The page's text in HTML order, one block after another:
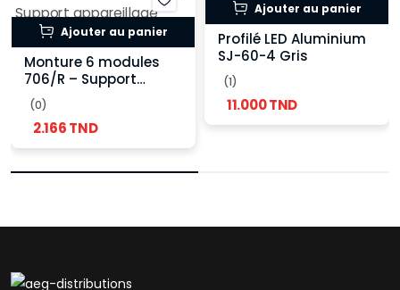
Ajouter au panier
Monture 6 modules
706/R – Support
appareillage
électrique encastrable
(0)
2.166 TND
Ajouter au panier
Profilé LED Aluminium
SJ-60-4 Gris
(1)
11.000 TND